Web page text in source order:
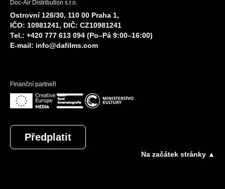
Doc-Air Distribution s.r.o.
Ostrovní 126/30, 110 00 Praha 1,
IČO: 10981241, DIČ: CZ10981241
Tel.: +420 777 613 094 (Po–Pá 9:00–16:00)
E-mail: info@dafilms.com
Finanční partneři
Předplatit
Na začátek stránky ▲